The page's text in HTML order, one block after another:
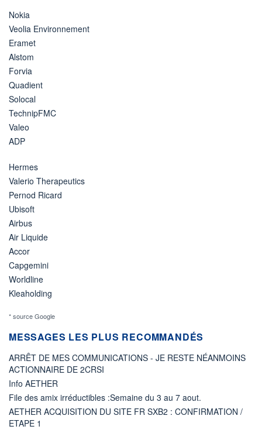
Nokia
Veolia Environnement
Eramet
Alstom
Forvia
Quadient
Solocal
TechnipFMC
Valeo
ADP
Hermes
Valerio Therapeutics
Pernod Ricard
Ubisoft
Airbus
Air Liquide
Accor
Capgemini
Worldline
Kleaholding
* source Google
MESSAGES LES PLUS RECOMMANDÉS
ARRÊT DE MES COMMUNICATIONS - JE RESTE NÉANMOINS
ACTIONNAIRE DE 2CRSI
Info AETHER
File des amix irréductibles :Semaine du 3 au 7 aout.
AETHER ACQUISITION DU SITE FR SXB2 : CONFIRMATION /
ETAPE 1